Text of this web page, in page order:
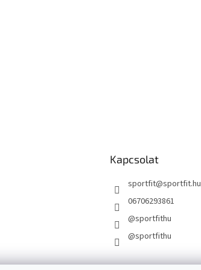
Kapcsolat
sportfit@sportfit.hu
06706293861
@sportfithu
@sportfithu